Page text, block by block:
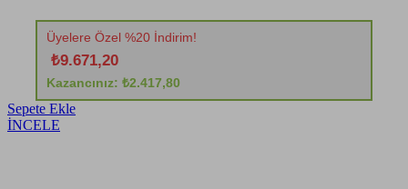
Üyelere Özel %20 İndirim!
₺9.671,20
Kazancınız: ₺2.417,80
Sepete Ekle
İNCELE